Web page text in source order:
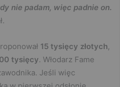
nie padam, więc padnie on.
15 tysięcy złotych,
tysięcy. Włodarz Fame
Jeśli więc